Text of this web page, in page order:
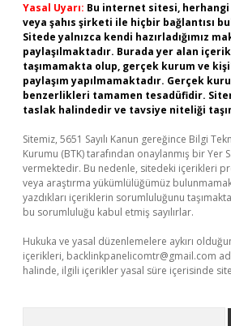
Yasal Uyarı: Bu internet sitesi,
veya şahıs şirketi ile hiçbir bağlantısı
Sitede yalnızca kendi hazırladığımız
paylaşılmaktadır. Burada yer alan
taşımamakta olup, gerçek kurum ve
paylaşım yapılmamaktadır. Gerçek
benzerlikleri tamamen tesadüfidir.
taslak halindedir ve tavsiye niteliği
Sitemiz, 5651 Sayılı Kanun gereğince Bilgi
Kurumu (BTK) tarafından onaylanmış bir Yer
vermektedir. Bu nedenle, sitedeki içerikleri
veya araştırma yükümlülüğümüz
yazdıkları içeriklerin sorumluluğunu
bu sorumluluğu kabul etmiş sayılırlar.
Hukuka ve yasal düzenlemelere aykırı
içerikleri, backlinkpanelicomtr@gmail.com
halinde, ilgili içerikler yasal süre içerisinde